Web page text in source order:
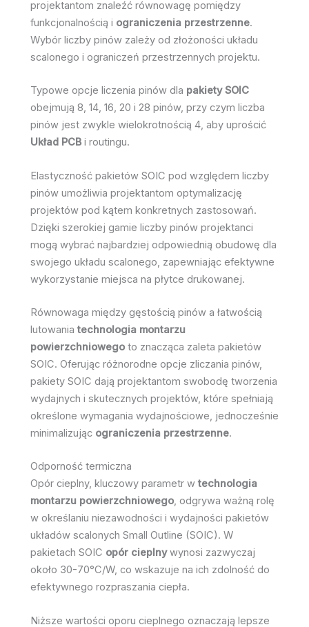
projektantom znaleźć równowagę pomiędzy
funkcjonalnością i ograniczenia przestrzenne.
Wybór liczby pinów zależy od złożoności układu
scalonego i ograniczeń przestrzennych projektu.
Typowe opcje liczenia pinów dla pakiety SOIC
obejmują 8, 14, 16, 20 i 28 pinów, przy czym liczba
pinów jest zwykle wielokrotnością 4, aby uprościć
Układ PCB i routingu.
Elastyczność pakietów SOIC pod względem liczby
pinów umożliwia projektantom optymalizację
projektów pod kątem konkretnych zastosowań.
Dzięki szerokiej gamie liczby pinów projektanci
mogą wybrać najbardziej odpowiednią obudowę dla
swojego układu scalonego, zapewniając efektywne
wykorzystanie miejsca na płytce drukowanej.
Równowaga między gęstością pinów a łatwością
lutowania technologia montarzu
powierzchniowego to znacząca zaleta pakietów
SOIC. Oferując różnorodne opcje zliczania pinów,
pakiety SOIC dają projektantom swobodę tworzenia
wydajnych i skutecznych projektów, które spełniają
określone wymagania wydajnościowe, jednocześnie
minimalizując ograniczenia przestrzenne.
Odporność termiczna
Opór cieplny, kluczowy parametr w technologia
montarzu powierzchniowego, odgrywa ważną rolę
w określaniu niezawodności i wydajności pakietów
układów scalonych Small Outline (SOIC). W
pakietach SOIC opór cieplnywynosi zazwyczaj
około 30-70°C/W, co wskazuje na ich zdolność do
efektywnego rozpraszania ciepła.
Niższe wartości oporu cieplnego oznaczają lepsze